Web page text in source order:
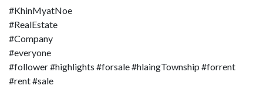
#KhinMyatNoe
#RealEstate
#Company
#everyone
#follower #highlights #forsale #hlaingTownship #forrent